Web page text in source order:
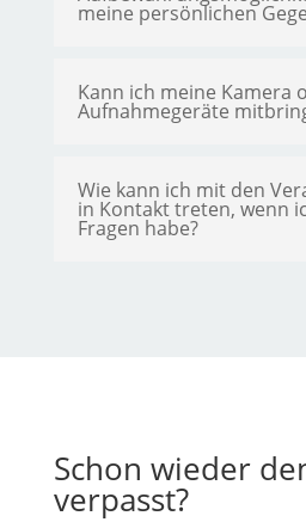
meine persönlichen
Kann ich meine Kamera
Aufnahmegeräte
Wie kann ich mit den
in Kontakt treten, wenn
Fragen habe?
Schon wieder
verpasst?